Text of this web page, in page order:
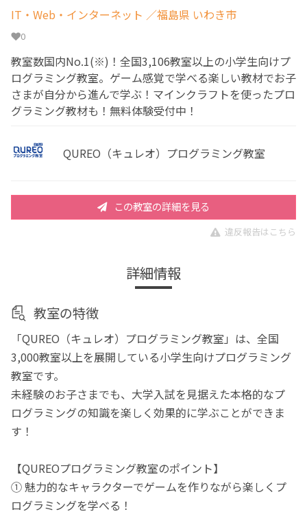
IT・Web・インターネット ／福島県 いわき市
0
教室数国内No.1(※)！全国3,106教室以上の小学生向けプ
ログラミング教室。ゲーム感覚で学べる楽しい教材でお子
さまが自分から進んで学ぶ！マインクラフトを使ったプロ
グラミング教材も！無料体験受付中！
QUREO（キュレオ）プログラミング教室
この教室の詳細を見る
違反報告はこちら
詳細情報
教室の特徴
「QUREO（キュレオ）プログラミング教室」は、全国
3,000教室以上を展開している小学生向けプログラミング
教室です。
未経験のお子さまでも、大学入試を見据えた本格的なプ
ログラミングの知識を楽しく効果的に学ぶことができま
す！
【QUREOプログラミング教室のポイント】
① 魅力的なキャラクターでゲームを作りながら楽しくプ
ログラミングを学べる！